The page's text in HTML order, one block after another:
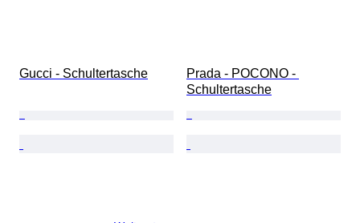
Gucci - Schultertasche
Prada - POCONO -
Schultertasche